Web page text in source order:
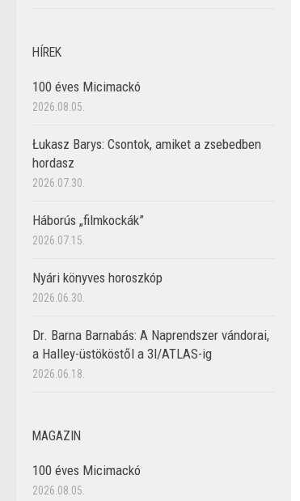
HÍREK
100 éves Micimackó
2026.08.05.
Łukasz Barys: Csontok, amiket a zsebedben
hordasz
2026.07.30.
Háborús „filmkockák”
2026.07.15.
Nyári könyves horoszkóp
2026.06.30.
Dr. Barna Barnabás: A Naprendszer vándorai,
a Halley-üstököstől a 3I/ATLAS-ig
2026.06.18.
MAGAZIN
100 éves Micimackó
2026.08.05.